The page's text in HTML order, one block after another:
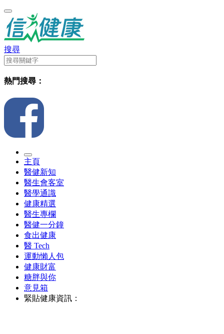
搜尋
熱門搜尋：
主頁
醫健新知
醫生會客室
醫學通識
健康精選
醫生專欄
醫健一分鐘
食出健康
醫 Tech
運動懶人包
健康財富
糖胖與你
意見箱
緊貼健康資訊：